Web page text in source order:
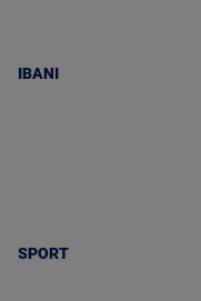
IBANI
SPORT